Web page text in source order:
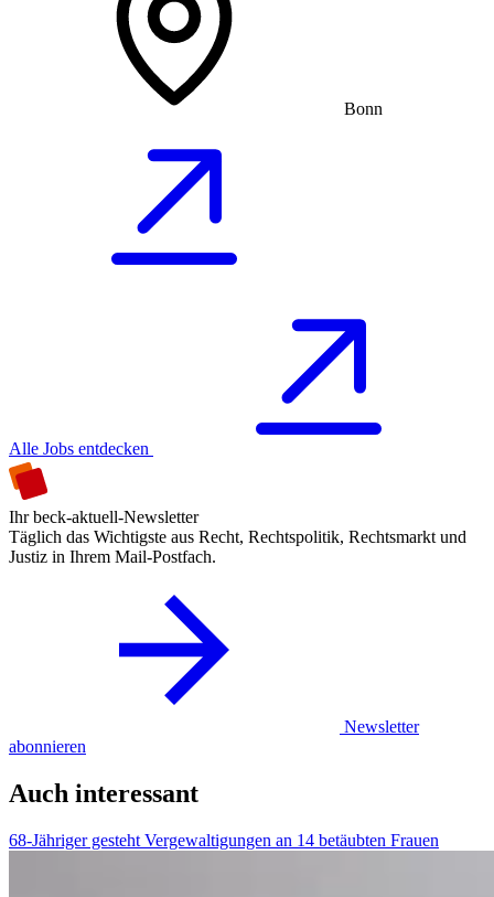
Bonn
Alle Jobs entdecken
Ihr beck-aktuell-Newsletter
Täglich das Wichtigste aus Recht, Rechtspolitik, Rechtsmarkt und
Justiz in Ihrem Mail-Postfach.
Newsletter
abonnieren
Auch interessant
68-Jähriger gesteht Vergewaltigungen an 14 betäubten Frauen